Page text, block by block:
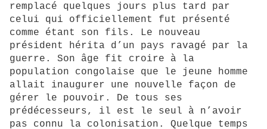
remplacé quelques jours plus tard par
celui qui officiellement fut présenté
comme étant son fils. Le nouveau
président hérita d’un pays ravagé par la
guerre. Son âge fit croire à la
population congolaise que le jeune homme
allait inaugurer une nouvelle façon de
gérer le pouvoir. De tous ses
prédécesseurs, il est le seul à n’avoir
pas connu la colonisation. Quelque temps